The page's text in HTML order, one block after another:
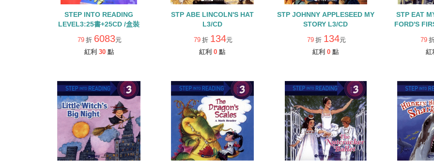
STEP INTO READING
LEVEL3:25書+25CD /盒裝
79 折 6083元
紅利 30 點
STP ABE LINCOLN'S HAT
L3/CD
79 折 134元
紅利 0 點
STP JOHNNY APPLESEED MY
STORY L3/CD
79 折 134元
紅利 0 點
STP EAT
FORD'S
79
紅